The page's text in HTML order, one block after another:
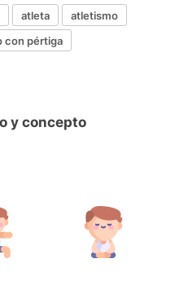
atleta
atletismo
con pértiga
y concepto